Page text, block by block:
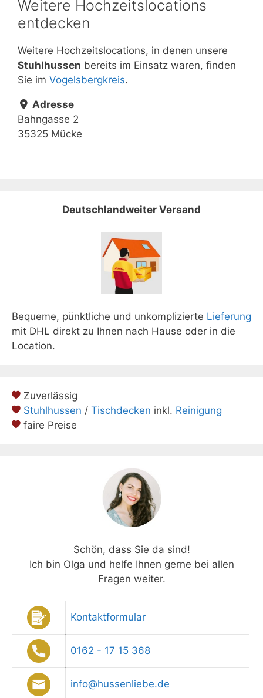
Weitere Hochzeitslocations
entdecken
Weitere Hochzeitslocations, in denen unsere
Stuhlhussen bereits im Einsatz waren, finden
Sie im Vogelsbergkreis.
Adresse
Bahngasse 2
35325 Mücke
Deutschlandweiter Versand
Bequeme, pünktliche und unkomplizierte Lieferung
mit DHL direkt zu Ihnen nach Hause oder in die
Location.
Zuverlässig
Stuhlhussen / Tischdecken inkl. Reinigung
faire Preise
Schön, dass Sie da sind!
Ich bin Olga und helfe Ihnen gerne bei allen
Fragen weiter.
Kontaktformular
0162 - 17 15 368
info@hussenliebe.de